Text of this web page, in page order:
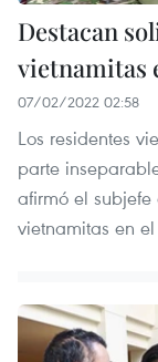
Destacan
vietnamitas
07/02/2022 02:58
Los residentes
parte
afirmó el subjefe
vietnamitas en